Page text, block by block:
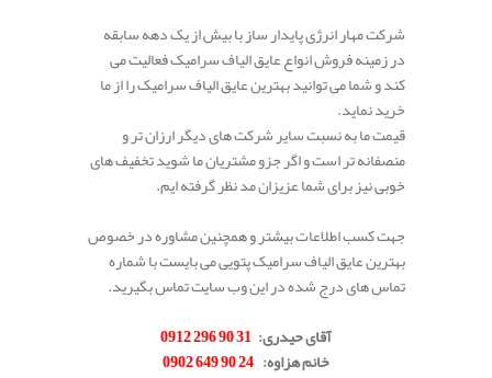
شرکت مهار انرژی پایدار ساز با بیش از یک دهه سابقه
در زمینه فروش انواع عایق الیاف سرامیک فعالیت می
کند و شما می توانید بهترین عایق الیاف سرامیک را از ما
خرید نماید.
قیمت ما به نسبت سایر شرکت های دیگر ارزان تر و
منصفانه تر است و اگر جزو مشتریان ما شوید تخفیف های
خوبی نیز برای شما عزیزان مد نظر گرفته ایم.
جهت کسب اطلاعات بیشتر و همچنین مشاوره در خصوص
بهترین عایق الیاف سرامیک پتویی می بایست با شماره
تماس های درج شده در این وب سایت تماس بگیرید.
آقای حیدری: 31 90 296 0912
خانم هزاوه: 24 90 649 0902